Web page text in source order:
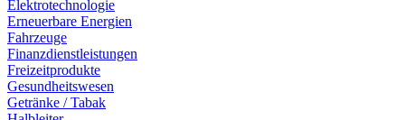
Elektrotechnologie
Erneuerbare Energien
Fahrzeuge
Finanzdienstleistungen
Freizeitprodukte
Gesundheitswesen
Getränke / Tabak